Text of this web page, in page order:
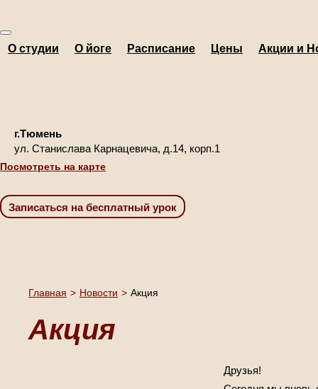
О студии О йоге Расписание Цены Акции и
г.Тюмень
ул. Станислава Карнацевича, д.14, корп.1
Посмотреть на карте
Главная > Новости > Акция
Акция
Друзья!